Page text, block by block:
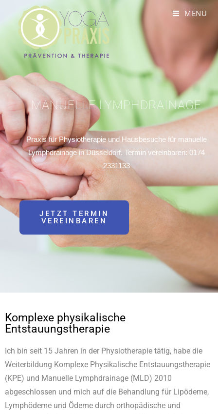
MENÜ
MANUELLE LYMPHDRAINAGE
Praxis für Physiotherapie und Hausbesuche für manuelle
Lymphdrainage in Düsseldorf. Termin vereinbaren: 0174
2331133
JETZT TERMIN
VEREINBAREN
Komplexe physikalische
Entstauungstherapie
Ich bin seit 15 Jahren in der Physiotherapie tätig, habe die
Weiterbildung Komplexe Physikalische Entstauungstherapie
(KPE) und Manuelle Lymphdrainage (MLD) 2010
abgeschlossen und mich auf die Behandlung für Lipödeme,
Lymphödeme und Ödeme durch orthopädische und